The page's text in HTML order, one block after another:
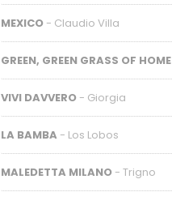
MEXICO - Claudio Villa
GREEN, GREEN GRASS OF HOME
VIVI DAVVERO - Giorgia
LA BAMBA - Los Lobos
MALEDETTA MILANO - Trigno